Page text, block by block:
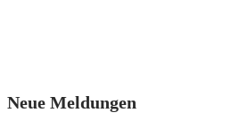
Neue Meldungen